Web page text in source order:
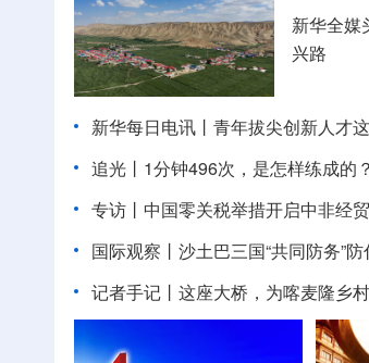
新华全媒
兴路
新华每日电讯丨 青年拔尖创新人才
追光丨 1分钟496次，是怎样练成的？
专访丨中国零关税举措开启中非经
国际观察丨 沙土巴三国“共同防务”防
记者手记丨这座大桥，为喀麦隆乡